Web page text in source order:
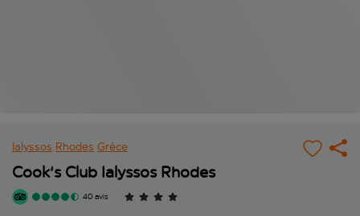
Ialyssos Rhodes Grèce
Cook's Club Ialyssos Rhodes
40 avis